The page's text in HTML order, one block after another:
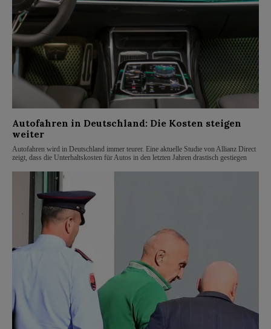
Autofahren in Deutschland: Die Kosten steigen
weiter
Autofahren wird in Deutschland immer teurer. Eine aktuelle Studie von Allianz Direct
zeigt, dass die Unterhaltskosten für Autos in den letzten Jahren drastisch gestiegen